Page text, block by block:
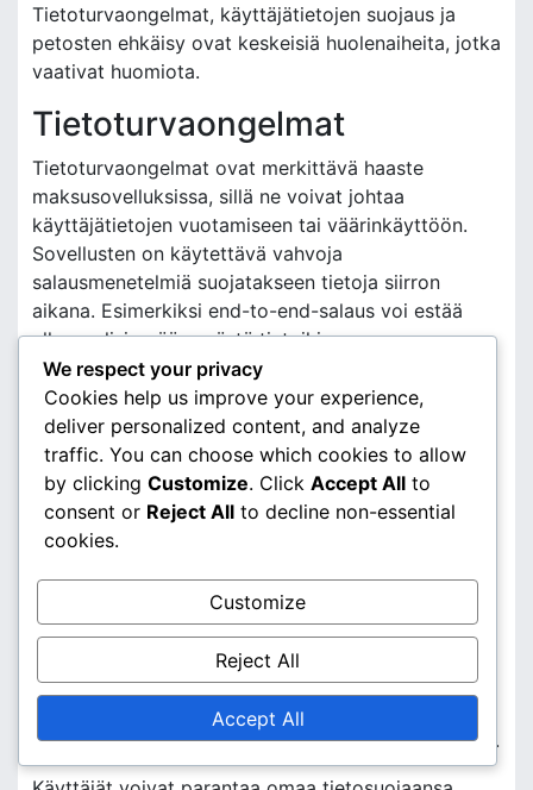
Tietoturvaongelmat, käyttäjätietojen suojaus ja
petosten ehkäisy ovat keskeisiä huolenaiheita, jotka
vaativat huomiota.
Tietoturvaongelmat
Tietoturvaongelmat ovat merkittävä haaste
maksusovelluksissa, sillä ne voivat johtaa
käyttäjätietojen vuotamiseen tai väärinkäyttöön.
Sovellusten on käytettävä vahvoja
salausmenetelmiä suojatakseen tietoja siirron
aikana. Esimerkiksi end-to-end-salaus voi estää
ulkopuolisia pääsemästä tietoihin.
Käyttäjien on myös tärkeää varmistaa, että heidän
laitteensa ovat suojattuja haittaohjelmilta ja muilta
uhkilta. Säännöllinen ohjelmistopäivitys ja
luotettavien tietoturvaohjelmien käyttö voivat
vähentää riskejä merkittävästi.
Käyttäjätietojen suojaus
Käyttäjätietojen suojaus on keskeinen osa
maksusovellusten turvallisuutta. Sovellusten on
noudatettava tiukkoja tietosuojakäytäntöjä, kuten
GDPR:ää Euroopassa, joka säätelee henkilötietojen
käsittelyä. Tämä tarkoittaa, että käyttäjien
suostumus on hankittava ennen tietojen keräämistä.
We respect your privacy
Cookies help us improve your experience,
deliver personalized content, and analyze
traffic. You can choose which cookies to allow
by clicking Customize. Click Accept All to
consent or Reject All to decline non-essential
cookies.
Customize
Reject All
Accept All